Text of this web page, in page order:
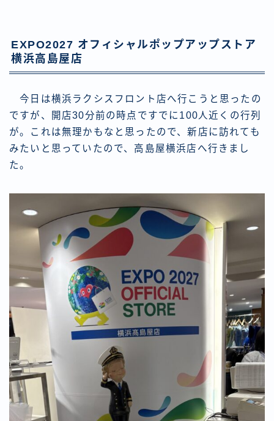
EXPO2027 オフィシャルポップアップストア
横浜高島屋店
今日は横浜ラクシスフロント店へ行こうと思ったの
ですが、開店30分前の時点ですでに100人近くの行列
が。これは無理かもなと思ったので、新店に訪れても
みたいと思っていたので、高島屋横浜店へ行きまし
た。